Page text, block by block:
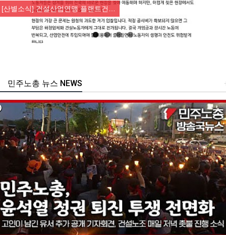
[산별소식] 건설산업연맹 플랜트건…
주노총 뉴스 NEWS